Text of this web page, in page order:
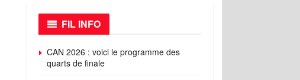
FIL INFO
CAN 2026 : voici le programme des
quarts de finale